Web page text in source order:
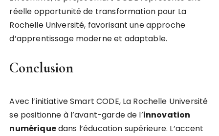
réelle opportunité de transformation pour La
Rochelle Université, favorisant une approche
d’apprentissage moderne et adaptable.
Conclusion
Avec l’initiative Smart CODE, La Rochelle Université
se positionne à l’avant-garde de l’innovation
numériquedans l’éducation supérieure. L’accent